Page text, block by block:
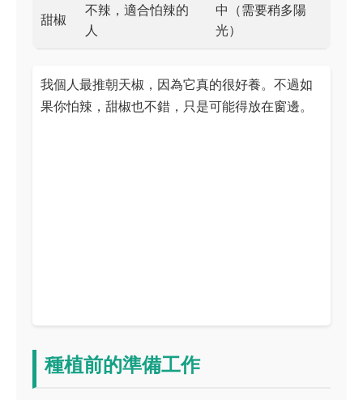
甜椒
不辣，適合怕辣的
人
中（需要稍多陽
光）
我個人最推朝天椒，因為它真的很好養。不過如
果你怕辣，甜椒也不錯，只是可能得放在窗邊。
種植前的準備工作